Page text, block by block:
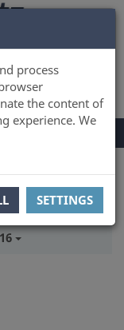
process
the content of
experience. We
SETTINGS
0
16